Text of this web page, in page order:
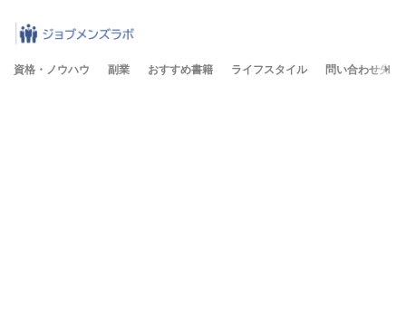
資格・ノウハウ 副業 おすすめ書籍 ライフスタイル 問い合わせ先